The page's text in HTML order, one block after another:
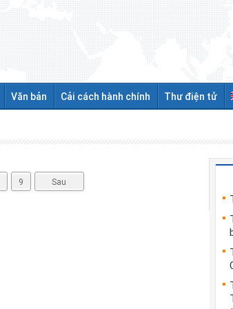
Văn bản Cải cách hành chính Thư điện tử
9 Sau